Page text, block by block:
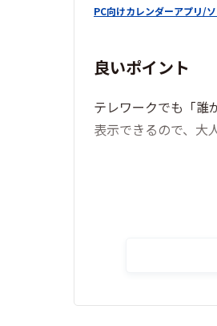
PC向けカレンダーアプリ/
良いポイント
テレワークでも「誰
表示できるので、大